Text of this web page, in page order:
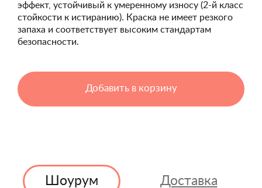
эффект, устойчивый к умеренному износу (2-й класс
стойкости к истиранию). Краска не имеет резкого
запаха и соответствует высоким стандартам
безопасности.
Добавить в корзину
Шоурум Доставка